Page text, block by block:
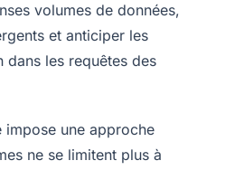
volumes de données,
et anticiper les
dans les requêtes des
impose une approche
ne se limitent plus à